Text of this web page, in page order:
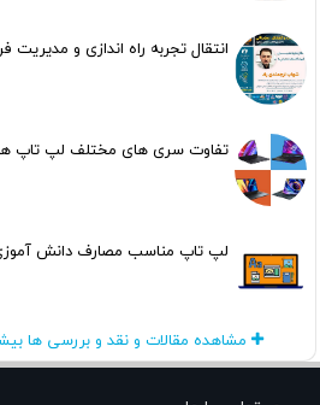
انتقال تجربه راه اندازی و مدیریت
تفاوت سری های مختلف لپ تاپ
لپ تاپ مناسب مصارف دانش
مشاهده مقالات و نقد و بررسی ها